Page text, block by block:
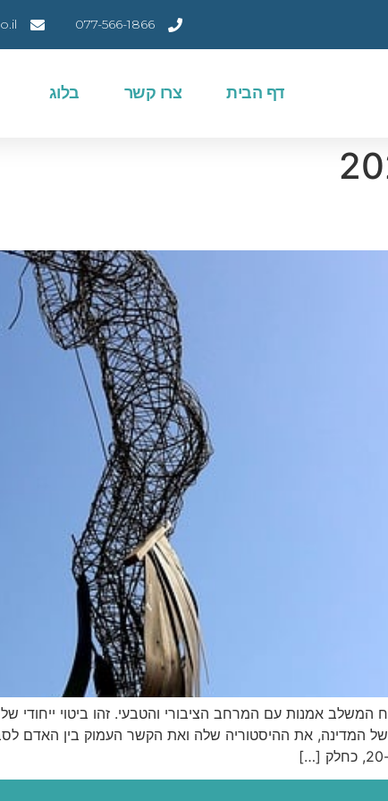
077-566-1866
דף הבית צרו קשר בלוג
אמנות עם המרחב הציבורי והטבעי. זהו ביטוי ייחודי
המדינה, את ההיסטוריה שלה ואת הקשר העמוק בין האדם